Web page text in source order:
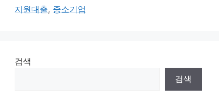
지원대출, 중소기업
검색
검색